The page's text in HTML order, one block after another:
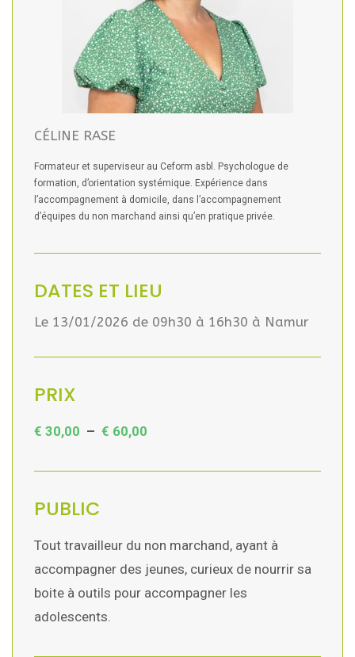
CÉLINE RASE
Formateur et superviseur au Ceform asbl. Psychologue de
formation, d’orientation systémique. Expérience dans
l’accompagnement à domicile, dans l’accompagnement
d’équipes du non marchand ainsi qu’en pratique privée.
DATES ET LIEU
Le 13/01/2026 de 09h30 à 16h30 à Namur
PRIX
€ 30,00 – € 60,00
PUBLIC
Tout travailleur du non marchand, ayant à
accompagner des jeunes, curieux de nourrir sa
boite à outils pour accompagner les
adolescents.